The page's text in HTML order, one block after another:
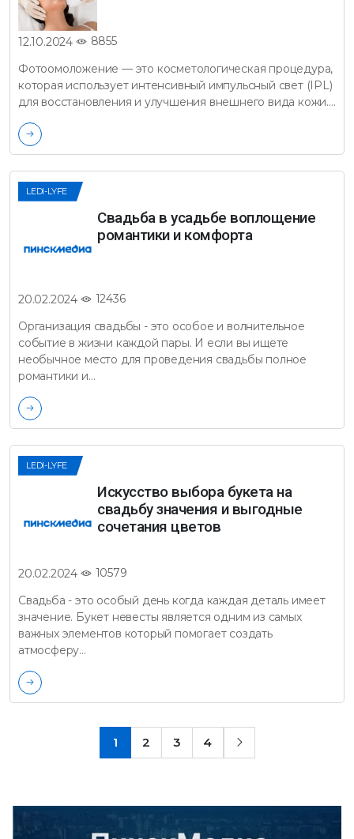
12.10.2024
8855
Фотоомоложение — это косметологическая процедура,
которая использует интенсивный импульсный свет (IPL)
для восстановления и улучшения внешнего вида кожи.…
LEDI-LYFE
Свадьба в усадьбе воплощение
романтики и комфорта
20.02.2024
12436
Организация свадьбы - это особое и волнительное
событие в жизни каждой пары. И если вы ищете
необычное место для проведения свадьбы полное
романтики и…
LEDI-LYFE
Искусство выбора букета на
свадьбу значения и выгодные
сочетания цветов
20.02.2024
10579
Свадьба - это особый день когда каждая деталь имеет
значение. Букет невесты является одним из самых
важных элементов который помогает создать
атмосферу…
1 2 3 4